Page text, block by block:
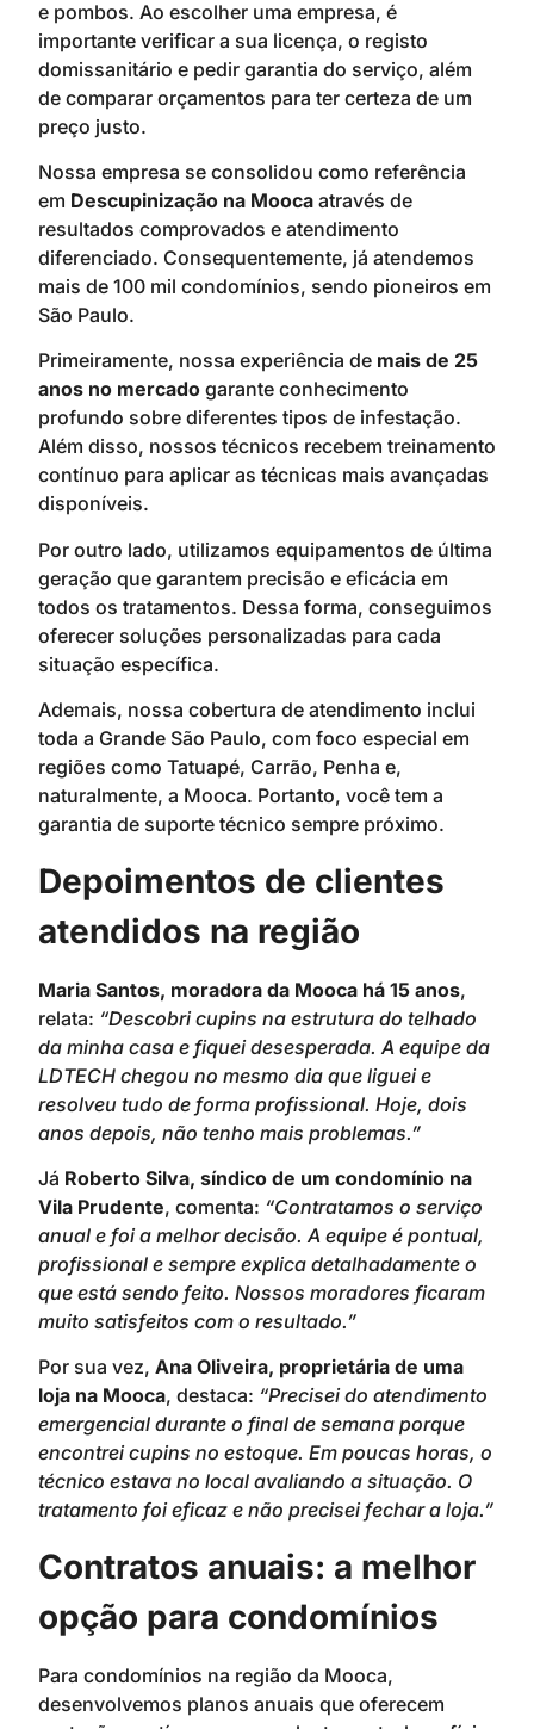
e pombos. Ao escolher uma empresa, é
importante verificar a sua licença, o registo
domissanitário e pedir garantia do serviço, além
de comparar orçamentos para ter certeza de um
preço justo.
Nossa empresa se consolidou como referência
em Descupinização na Mooca através de
resultados comprovados e atendimento
diferenciado. Consequentemente, já atendemos
mais de 100 mil condomínios, sendo pioneiros em
São Paulo.
Primeiramente, nossa experiência de mais de 25
anos no mercado garante conhecimento
profundo sobre diferentes tipos de infestação.
Além disso, nossos técnicos recebem treinamento
contínuo para aplicar as técnicas mais avançadas
disponíveis.
Por outro lado, utilizamos equipamentos de última
geração que garantem precisão e eficácia em
todos os tratamentos. Dessa forma, conseguimos
oferecer soluções personalizadas para cada
situação específica.
Ademais, nossa cobertura de atendimento inclui
toda a Grande São Paulo, com foco especial em
regiões como Tatuapé, Carrão, Penha e,
naturalmente, a Mooca. Portanto, você tem a
garantia de suporte técnico sempre próximo.
Depoimentos de clientes
atendidos na região
Maria Santos, moradora da Mooca há 15 anos,
relata: “Descobri cupins na estrutura do telhado
da minha casa e fiquei desesperada. A equipe da
LDTECH chegou no mesmo dia que liguei e
resolveu tudo de forma profissional. Hoje, dois
anos depois, não tenho mais problemas.”
Já Roberto Silva, síndico de um condomínio na
Vila Prudente, comenta: “Contratamos o serviço
anual e foi a melhor decisão. A equipe é pontual,
profissional e sempre explica detalhadamente o
que está sendo feito. Nossos moradores ficaram
muito satisfeitos com o resultado.”
Por sua vez, Ana Oliveira, proprietária de uma
loja na Mooca, destaca: “Precisei do atendimento
emergencial durante o final de semana porque
encontrei cupins no estoque. Em poucas horas, o
técnico estava no local avaliando a situação. O
tratamento foi eficaz e não precisei fechar a loja.”
Contratos anuais: a melhor
opção para condomínios
Para condomínios na região da Mooca,
desenvolvemos planos anuais que oferecem